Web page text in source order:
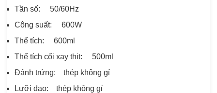
Tần số: 50/60Hz
Công suất: 600W
Thể tích: 600ml
Thể tích cối xay thịt: 500ml
Đánh trứng: thép không gỉ
Lưỡi dao: thép không gỉ